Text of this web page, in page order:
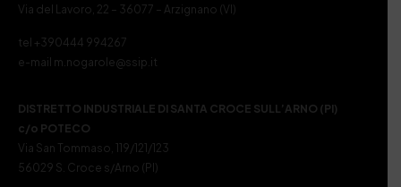
Via del Lavoro, 22 – 36077 – Arzignano (VI)
tel +390444 994267
e-mail m.nogarole@ssip.it
DISTRETTO INDUSTRIALE DI SANTA CROCE SULL’ARNO (PI)
c/o POTECO
Via San Tommaso, 119/121/123
56029 S. Croce s/Arno (PI)